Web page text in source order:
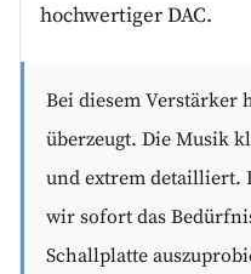
hochwertiger DAC.
Bei diesem Verstärker
überzeugt. Die Musik
und extrem detailliert.
wir sofort das
Schallplatte